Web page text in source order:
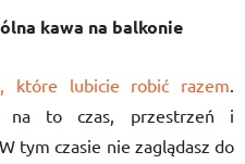
kawa na balkonie
które lubicie robić razem.
na to czas, przestrzeń i
tym czasie nie zaglądasz do